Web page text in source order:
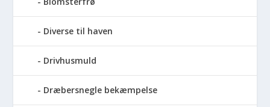
Diverse til haven
Drivhusmuld
Dræbersnegle bekæmpelse